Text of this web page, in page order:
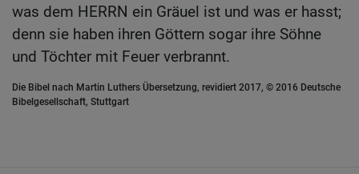
was dem HERRN ein Gräuel ist und was er hasst;
denn sie haben ihren Göttern sogar ihre Söhne
und Töchter mit Feuer verbrannt.
Die Bibel nach Martin Luthers Übersetzung, revidiert 2017, © 2016 Deutsche
Bibelgesellschaft, Stuttgart